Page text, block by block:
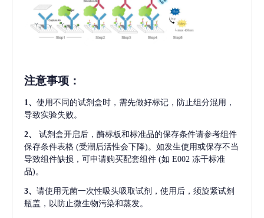
注意事项 ：
1、 使用不同的试剂盒时，需先做好标记，防止组分混用，
导致实验失败。
2、
试剂盒开启后，酶标板和标准品的保存条件请参考组件
保存条件表格 (受潮后活性会下降)。如发生使用或保存不当
导致组件缺损，可申请购买配套组件 (如 E002 冻干标准
品)。
3、 请使用无菌一次性吸头吸取试剂，使用后，须旋紧试剂
瓶盖，以防止微生物污染和蒸发。